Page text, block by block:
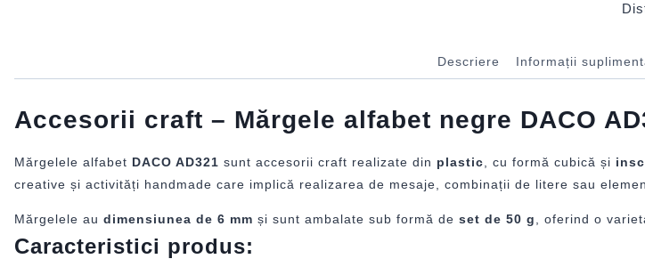
Descriere Informații
Accesorii craft – Mărgele alfabet negre DACO
Mărgelele alfabet DACO AD321 sunt accesorii craft realizate din plastic , cu formă cubică și
creative și activități handmade care implică realizarea de mesaje, combinații de litere sau
Mărgelele au dimensiunea de 6 mm și sunt ambalate sub formă de set de 50 g , oferind o
Caracteristici produs: